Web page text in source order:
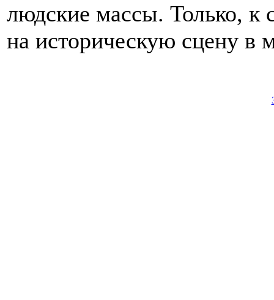
людские массы. Только, к
на историческую сцену в